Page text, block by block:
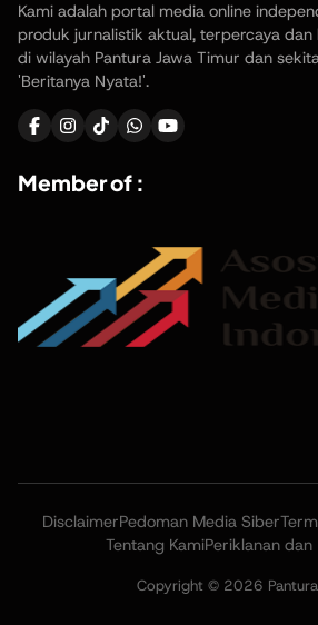
Kami adalah portal media online
produk jurnalistik aktual, terpercaya
di wilayah Pantura Jawa Timur dan
'Beritanya Nyata!'.
Member of :
DisclaimerPedoman Media Siber
Tentang KamiPeriklanan dan
Copyright © 2026